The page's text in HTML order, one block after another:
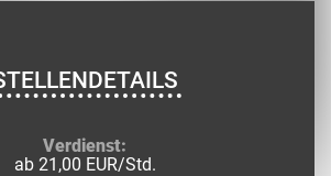
Verdienst:
ab 21,00 EUR/Std.